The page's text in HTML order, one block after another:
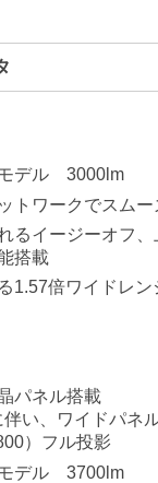
デル 3000lm
トワークでスム
るイージーオフ
搭載
1.57倍ワイドレ
パネル搭載
い、ワイドパネ
）フル投影
デル 3700lm